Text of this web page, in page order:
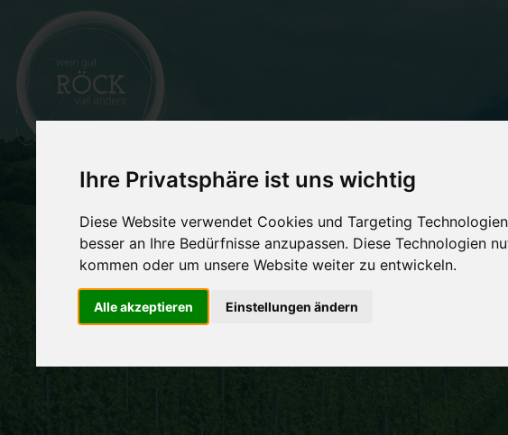
Ihre Privatsphäre ist uns wichtig
Diese Website verwendet Cookies und Targeting
besser an Ihre Bedürfnisse anzupassen. Diese Technologien
kommen oder um unsere Website weiter zu entwickeln.
Alle akzeptieren Einstellungen ändern
Wein ist